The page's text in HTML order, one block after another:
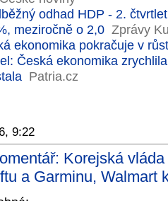
odhad HDP - 2.
meziročně o 2,0 Zprávy
ekonomika pokračuje v
Česká ekonomika
Patria.cz
9:22
Korejská
a Garminu, Walmart